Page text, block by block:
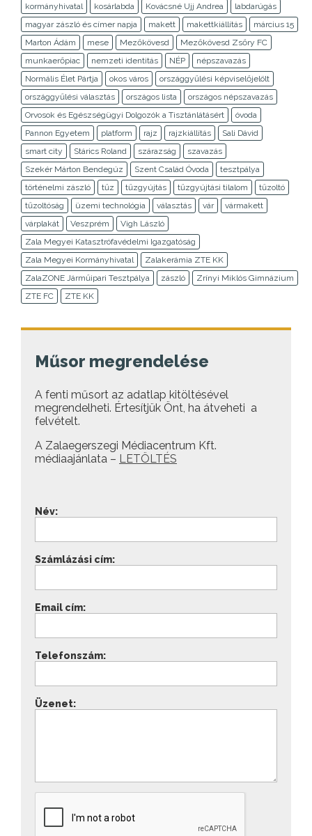
kormányhivatal
kosárlabda Kovácsné Ujj Andrea
labdarúgás
magyar zászló és címer napja
makett makettkiállítás
március 15
Marton Ádám
mese Mezőkövesd
Mezőkövesd Zsőry FC
munkaerőpiac
nemzeti identitás NÉP
népszavazás
Normális Élet Pártja
okos város
országgyűlési képviselőjelölt
országgyűlési választás
országos lista
országos népszavazás
Orvosok és Egészségügyi Dolgozók a Tisztánlátásért
óvoda
Pannon Egyetem
platform rajz rajzkiállítás
Sali Dávid
smart city
Stárics Roland szárazság
szavazás
Szekér Márton Bendegúz
Szent Család Óvoda
tesztpálya
történelmi zászló
tűz tűzgyújtás tűzgyújtási tilalom
tűzoltó
tűzoltóság
üzemi technológia választás vár
vármakett
várplakát
Veszprém
Vigh László
Zala Megyei Katasztrófavédelmi Igazgatóság
Zala Megyei Kormányhivatal
Zalakerámia ZTE KK
ZalaZONE Járműipari Tesztpálya
zászló
Zrínyi Miklós Gimnázium
ZTE FC
ZTE KK
Műsor megrendelése
A fenti műsort az adatlap kitöltésével
megrendelheti. Értesítjük Önt, ha átveheti a
felvételt.
A Zalaegerszegi Médiacentrum Kft.
médiaajánlata – LETÖLTÉS
Név:
Számlázási cím:
Email cím:
Telefonszám:
Üzenet: